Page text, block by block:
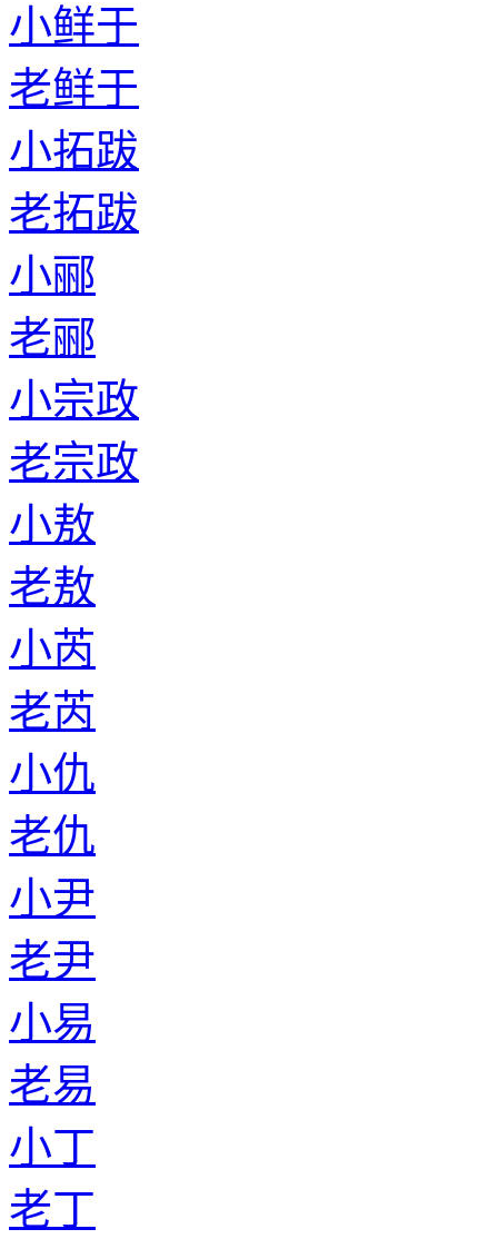
小鲜于
老鲜于
小拓跋
老拓跋
小郦
老郦
小宗政
老宗政
小敖
老敖
小芮
老芮
小仇
老仇
小尹
老尹
小易
老易
小丁
老丁